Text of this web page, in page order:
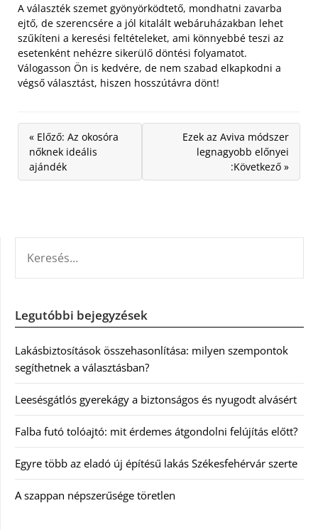
A választék szemet gyönyörködtető, mondhatni zavarba
ejtő, de szerencsére a jól kitalált webáruházakban lehet
szűkíteni a keresési feltételeket, ami könnyebbé teszi az
esetenként nehézre sikerülő döntési folyamatot.
Válogasson Ön is kedvére, de nem szabad elkapkodni a
végső választást, hiszen hosszútávra dönt!
« Előző: Az okosóra
nőknek ideális
ajándék
Ezek az Aviva módszer
legnagyobb előnyei
:Következő »
Legutóbbi bejegyzések
Lakásbiztosítások összehasonlítása: milyen szempontok
segíthetnek a választásban?
Leesésgátlós gyerekágy a biztonságos és nyugodt alvásért
Falba futó tolóajtó: mit érdemes átgondolni felújítás előtt?
Egyre több az eladó új építésű lakás Székesfehérvár szerte
A szappan népszerűsége töretlen